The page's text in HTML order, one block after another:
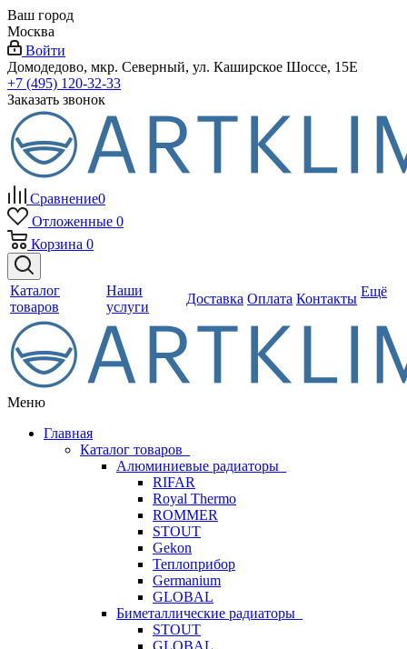
Ваш город
Москва
Войти
Домодедово, мкр. Северный, ул. Каширское Шоссе, 15Е
+7 (495) 120-32-33
Заказать звонок
Сравнение0
Отложенные 0
Корзина 0
Каталог
товаров
Наши
услуги
Доставка Оплата Контакты Ещё
Меню
Главная
Каталог товаров
Алюминиевые радиаторы
RIFAR
Royal Thermo
ROMMER
STOUT
Gekon
Теплоприбор
Germanium
GLOBAL
Биметаллические радиаторы
STOUT
GLOBAL